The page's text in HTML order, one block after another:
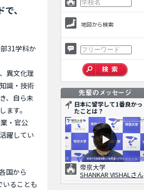
、
31学科か
異文化理
識・技術
、自ら未
ます。
・官公
躍してい
国から
ることも
地図から検索
日本に留学して1番良かっ
たことは？
帝京大学
SHANKAR VISHALさん